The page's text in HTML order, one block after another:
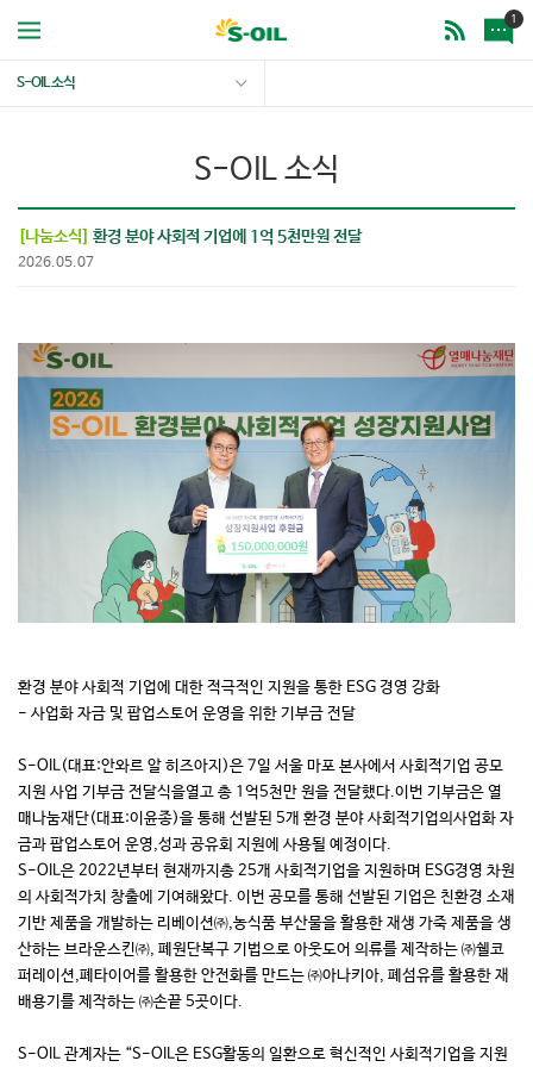
1
S-OIL 소식
S-OIL 소식
[나눔소식] 환경 분야 사회적 기업에 1억 5천만원 전달
2026.05.07
환경 분야 사회적 기업에 대한 적극적인 지원을 통한 ESG 경영 강화
- 사업화 자금 및 팝업스토어 운영을 위한 기부금 전달
S-OIL(대표:안와르 알 히즈아지 )은 7일 서울 마포 본사에서 사회적기업 공모
지원 사업 기부금 전달식을열고 총 1 억5천만 원을 전달했다.이번 기부금은 열
매나눔재단(대표:이윤종)을 통해 선발된 5개 환경 분야 사회적기업의사업화 자
금과 팝업스토어 운영,성과 공유회 지원에 사용될 예정이다.
S-OIL은 2022년부터 현재까지총 25개 사회적기업을 지원하며 ESG경영 차원
의 사회적가치 창출에 기여해왔다. 이번 공모를 통해 선발된 기업은 친환경 소재
기반 제품을 개발하는 리베이션㈜,농식품 부산물을 활용한 재생 가죽 제품을 생
산하는 브라운스킨㈜, 폐원단복구 기법으로 아웃도어 의류를 제작하는 ㈜쉘코
퍼레이션,폐타이어를 활용한 안전화를 만드는 ㈜아나키아, 폐섬유를 활용한 재
배용기를 제작하는 ㈜손끝 5곳이다.
S-OIL 관계자는 “S-OIL은 ESG활동의 일환으로 혁신적인 사회적기업을 지원